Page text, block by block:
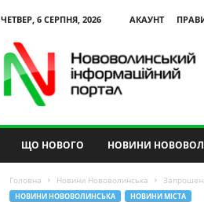
ЧЕТВЕР, 6 СЕРПНЯ, 2026 АКАУНТ
ЩО НОВОГО НОВИНИ
Головна Новини Нововолинська
НОВИНИ НОВОВОЛИНСЬКА НОВИНИ МІСТА